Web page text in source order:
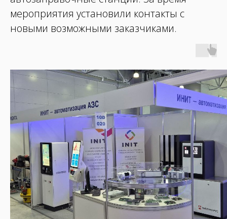
мероприятия установили контакты с
новыми возможными заказчиками.